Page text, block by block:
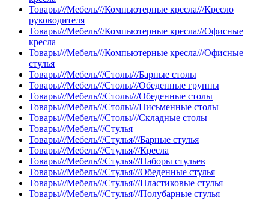
Товары///Мебель///Компьютерные кресла///Кресло
руководителя
Товары///Мебель///Компьютерные кресла///Офисные
кресла
Товары///Мебель///Компьютерные кресла///Офисные
стулья
Товары///Мебель///Столы///Барные столы
Товары///Мебель///Столы///Обеденные группы
Товары///Мебель///Столы///Обеденные столы
Товары///Мебель///Столы///Письменные столы
Товары///Мебель///Столы///Складные столы
Товары///Мебель///Стулья
Товары///Мебель///Стулья///Барные стулья
Товары///Мебель///Стулья///Кресла
Товары///Мебель///Стулья///Наборы стульев
Товары///Мебель///Стулья///Обеденные стулья
Товары///Мебель///Стулья///Пластиковые стулья
Товары///Мебель///Стулья///Полубарные стулья